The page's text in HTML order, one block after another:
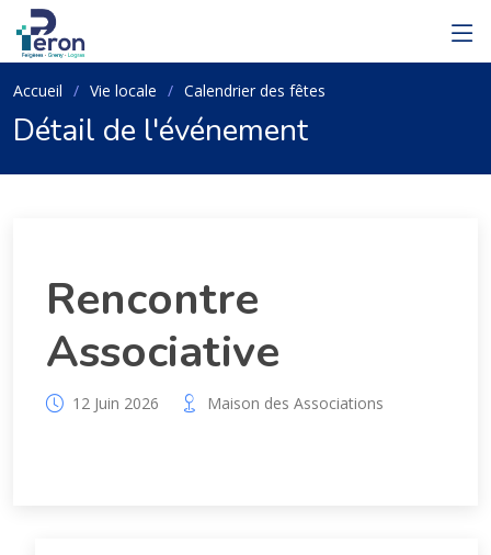
Accueil Vie locale Calendrier des fêtes
Détail de l'événement
Rencontre
Associative
12 Juin 2026 Maison des Associations